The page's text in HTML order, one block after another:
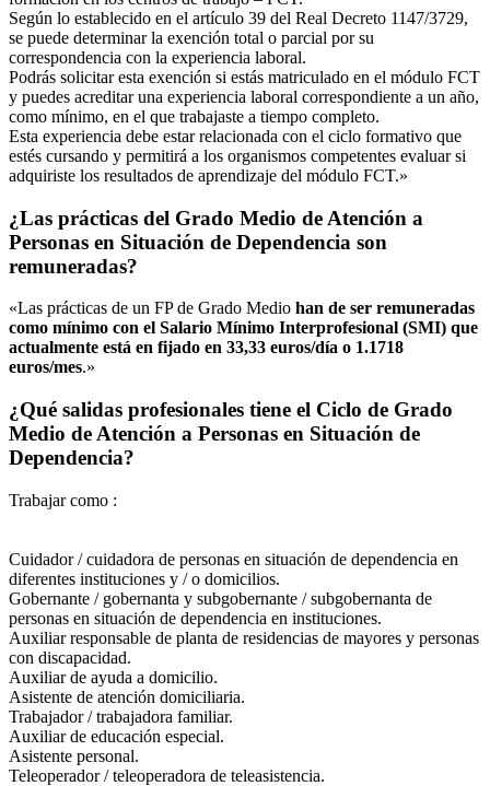
Según lo establecido en el artículo 39 del Real Decreto 1147/3729,
se puede determinar la exención total o parcial por su
correspondencia con la experiencia laboral.
Podrás solicitar esta exención si estás matriculado en el módulo FCT
y puedes acreditar una experiencia laboral correspondiente a un año,
como mínimo, en el que trabajaste a tiempo completo.
Esta experiencia debe estar relacionada con el ciclo formativo que
estés cursando y permitirá a los organismos competentes evaluar si
adquiriste los resultados de aprendizaje del módulo FCT.»
¿Las prácticas del Grado Medio de Atención a
Personas en Situación de Dependencia son
remuneradas?
«Las prácticas de un FP de Grado Medio han de ser remuneradas
como mínimo con el Salario Mínimo Interprofesional (SMI) que
actualmente está en fijado en 33,33 euros/día o 1.1718
euros/mes.»
¿Qué salidas profesionales tiene el Ciclo de Grado
Medio de Atención a Personas en Situación de
Dependencia?
Trabajar como :
Cuidador / cuidadora de personas en situación de dependencia en
diferentes instituciones y / o domicilios.
Gobernante / gobernanta y subgobernante / subgobernanta de
personas en situación de dependencia en instituciones.
Auxiliar responsable de planta de residencias de mayores y personas
con discapacidad.
Auxiliar de ayuda a domicilio.
Asistente de atención domiciliaria.
Trabajador / trabajadora familiar.
Auxiliar de educación especial.
Asistente personal.
Teleoperador / teleoperadora de teleasistencia.